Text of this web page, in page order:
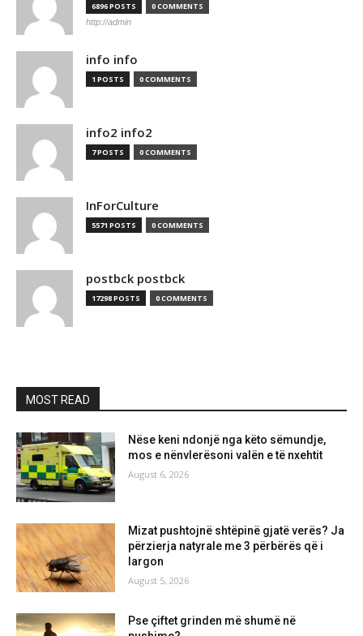
6896 POSTS 0 COMMENTS
http://admin
info info
1 POSTS 0 COMMENTS
info2 info2
7 POSTS 0 COMMENTS
InForCulture
5571 POSTS 0 COMMENTS
postbck postbck
17298 POSTS 0 COMMENTS
MOST READ
Nëse keni ndonjë nga këto sëmundje,
mos e nënvlerësoni valën e të nxehtit
August 6, 2026
Mizat pushtojnë shtëpinë gjatë verës? Ja
përzierja natyrale me 3 përbërës që i
largon
August 5, 2026
Pse çiftet grinden më shumë në